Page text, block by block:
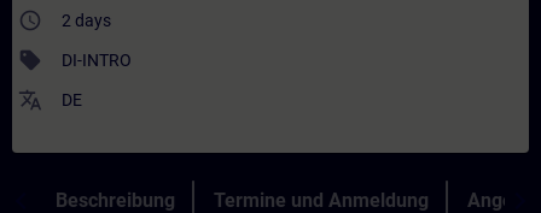
access_time 2 days
sell DI-INTRO
translate DE
Beschreibung Termine und Anmeldung Angebot